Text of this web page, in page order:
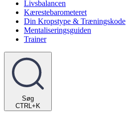
Livsbalancen
Kærestebarometeret
Din Kropstype & Træningskode
Mentaliseringsguiden
Trainer
Søg
CTRL+K